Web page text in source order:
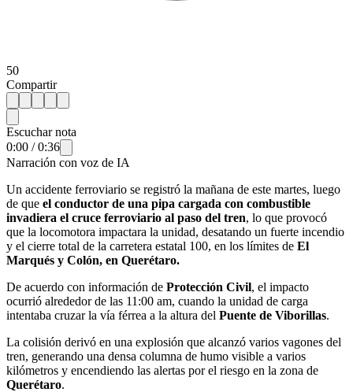
50
Compartir
Escuchar nota
0:00 /0:36
Narración con voz de IA
Un accidente ferroviario se registró la mañana de este martes, luego
de que el conductor de una pipa cargada con combustible
invadiera el cruce ferroviario al paso del tren, lo que provocó
que la locomotora impactara la unidad, desatando un fuerte incendio
y el cierre total de la carretera estatal 100, en los límites de El
Marqués y Colón, en Querétaro.
De acuerdo con información de Protección Civil, el impacto
ocurrió alrededor de las 11:00 am, cuando la unidad de carga
intentaba cruzar la vía férrea a la altura del Puente de Viborillas.
La colisión derivó en una explosión que alcanzó varios vagones del
tren, generando una densa columna de humo visible a varios
kilómetros y encendiendo las alertas por el riesgo en la zona de
Querétaro.